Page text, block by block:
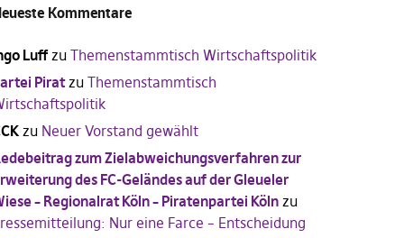
Kommentare
Luffzu Themenstammtisch Wirtschaftspolitik
Piratzu Themenstammtisch
zu Neuer Vorstand gewählt
zum Zielabweichungsverfahren zur
des FC-Geländes auf der Gleueler
– Regionalrat Köln – Piratenpartei Kölnzu
Nur eine Farce – Entscheidung